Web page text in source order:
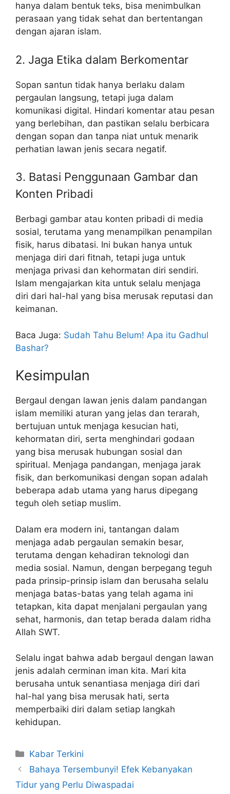
hanya dalam bentuk teks, bisa menimbulkan
perasaan yang tidak sehat dan bertentangan
dengan ajaran islam.
2. Jaga Etika dalam Berkomentar
Sopan santun tidak hanya berlaku dalam
pergaulan langsung, tetapi juga dalam
komunikasi digital. Hindari komentar atau pesan
yang berlebihan, dan pastikan selalu berbicara
dengan sopan dan tanpa niat untuk menarik
perhatian lawan jenis secara negatif.
3. Batasi Penggunaan Gambar dan
Konten Pribadi
Berbagi gambar atau konten pribadi di media
sosial, terutama yang menampilkan penampilan
fisik, harus dibatasi. Ini bukan hanya untuk
menjaga diri dari fitnah, tetapi juga untuk
menjaga privasi dan kehormatan diri sendiri.
Islam mengajarkan kita untuk selalu menjaga
diri dari hal-hal yang bisa merusak reputasi dan
keimanan.
Baca Juga: Sudah Tahu Belum! Apa itu Gadhul
Bashar?
Kesimpulan
Bergaul dengan lawan jenis dalam pandangan
islam memiliki aturan yang jelas dan terarah,
bertujuan untuk menjaga kesucian hati,
kehormatan diri, serta menghindari godaan
yang bisa merusak hubungan sosial dan
spiritual. Menjaga pandangan, menjaga jarak
fisik, dan berkomunikasi dengan sopan adalah
beberapa adab utama yang harus dipegang
teguh oleh setiap muslim.
Dalam era modern ini, tantangan dalam
menjaga adab pergaulan semakin besar,
terutama dengan kehadiran teknologi dan
media sosial. Namun, dengan berpegang teguh
pada prinsip-prinsip islam dan berusaha selalu
menjaga batas-batas yang telah agama ini
tetapkan, kita dapat menjalani pergaulan yang
sehat, harmonis, dan tetap berada dalam ridha
Allah SWT.
Selalu ingat bahwa adab bergaul dengan lawan
jenis adalah cerminan iman kita. Mari kita
berusaha untuk senantiasa menjaga diri dari
hal-hal yang bisa merusak hati, serta
memperbaiki diri dalam setiap langkah
kehidupan.
Kabar Terkini
Bahaya Tersembunyi! Efek Kebanyakan
Tidur yang Perlu Diwaspadai